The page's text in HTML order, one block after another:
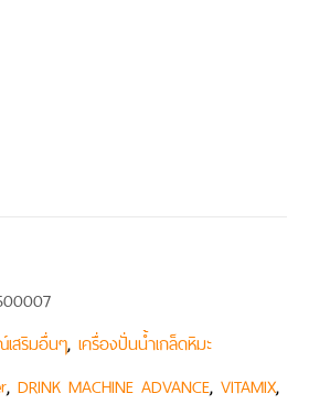
สริมอื่นๆ, เครื่องปั่นน้ำเกล็ดหิมะ
, DRINK MACHINE ADVANCE, VITAMIX,